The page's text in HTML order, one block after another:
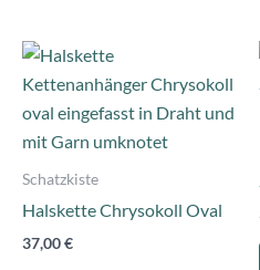
Schatzkiste
Halskette Chrysokoll Oval
37,00€